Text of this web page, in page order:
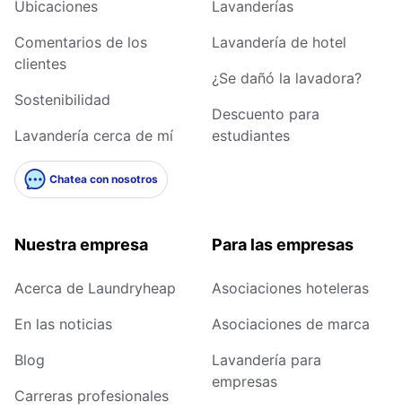
Ubicaciones
Comentarios de los
clientes
Sostenibilidad
Lavandería cerca de mí
Chatea con nosotros
Lavanderías
Lavandería de hotel
¿Se dañó la lavadora?
Descuento para
estudiantes
Nuestra empresa
Acerca de Laundryheap
En las noticias
Blog
Carreras profesionales
Para las empresas
Asociaciones hoteleras
Asociaciones de marca
Lavandería para
empresas